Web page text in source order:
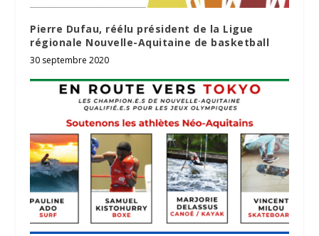
Pierre Dufau, réélu président de la Ligue
régionale Nouvelle-Aquitaine de basketball
30 septembre 2020